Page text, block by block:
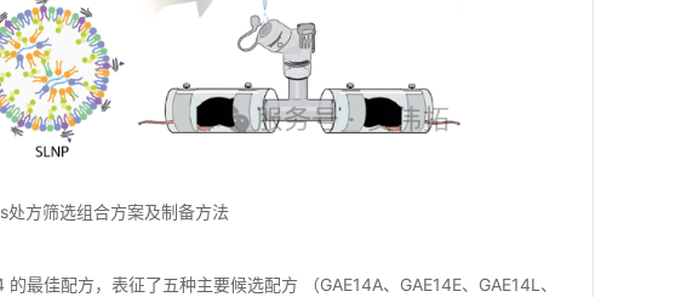
方筛选组合方案及制备方法
最佳配方，表征了五种主要候选配方 （GAE14A、GAE14E、GAE14L、